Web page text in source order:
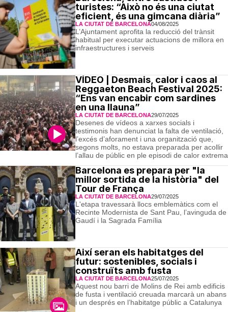
turistes: “Això no és una ciutat
eficient, és una gimcana diària”
LA CIUTAT DE BARCELONA04/08/2025
L’Ajuntament aprofita la reducció del trànsit
habitual per executar actuacions de millora en
infraestructures i serveis
VÍDEO | Desmais, calor i caos al
Reggaeton Beach Festival 2025:
“Ens van encabir com sardines
en una llauna”
LA CIUTAT DE BARCELONA29/07/2025
Desenes de vídeos a xarxes socials i
testimonis han denunciat la falta de ventilació,
l’excés d’aforament i una organització que,
segons molts, no estava preparada per acollir
l’allau de públic en ple episodi de calor extrema
Barcelona es prepara per "la
millor sortida de la història" del
Tour de França
LA CIUTAT DE BARCELONA29/07/2025
L'etapa travessarà llocs emblemàtics com el
Recinte Modernista de Sant Pau, l’avinguda de
Gaudí i la Sagrada Família
Així seran els habitatges del
futur: sostenibles, socials i
construïts amb fusta
LA CIUTAT DE BARCELONA25/07/2025
Aquest nou barri de Molins de Rei amb edificis
de fusta i ventilació creuada marcarà un abans
i un després en l’habitatge públic a Catalunya